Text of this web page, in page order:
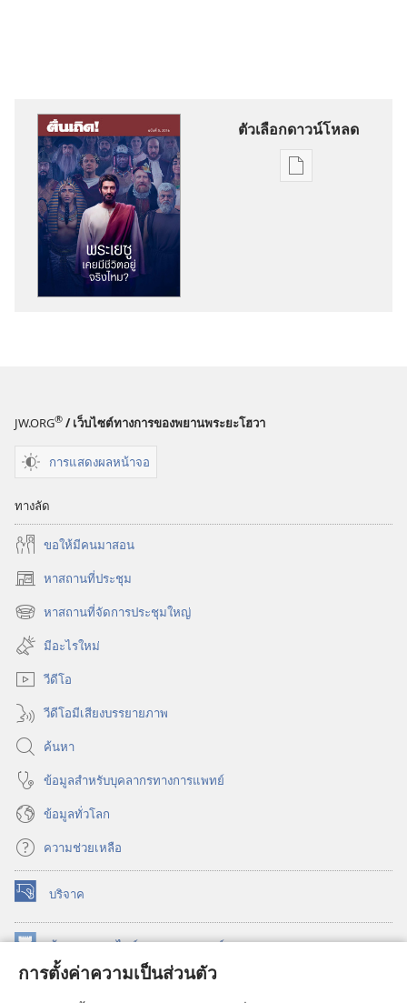
การตั้งค่าความเป็นส่วนตัว
ตัวเลือกดาวน์โหลด
ตัว
JW.ORG® / เว็บไซต์ทางการของพยานพระยะโฮวา
การแสดงผลหน้าจอ
ทางลัด
ขอ​ให้​มี​คน​มา​สอน
หาสถานที่ประชุม
(เปิด
หน้าต่างหาสถานที่จัดการประชุมใหญ่
(เปิด
หน้าต่าง
ใหม่)
มีอะไรใหม่
วีดีโอ
วีดีโอมีเสียงบรรยายภาพ
ค้นหา
ข้อมูล​สำหรับ​บุคลากร​ทาง​การ​แพทย์
ข้อมูล​ทั่ว​โลก
ความช่วยเหลือ
บริจาค
(เปิด
หน้าต่าง
ใหม่) ห้องสมุดออนไลน์ของวอชเทาเวอร์
หน้าต่าง
®